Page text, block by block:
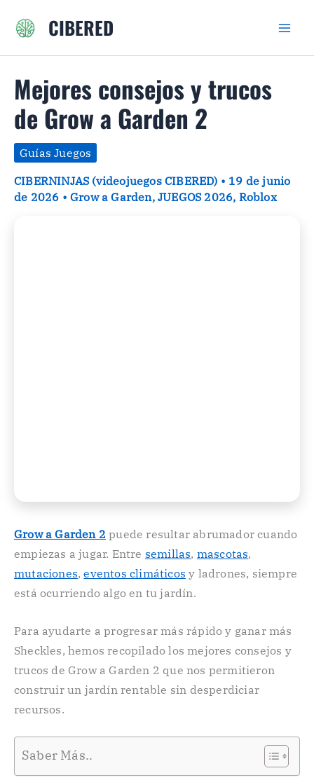
CIBERED
Mejores consejos y trucos
de Grow a Garden 2
Guías Juegos
CIBERNINJAS (videojuegos CIBERED) • 19 de junio
de 2026 •Grow a Garden,JUEGOS 2026, Roblox
Grow a Garden 2 puede resultar abrumador cuando
empiezas a jugar. Entre semillas, mascotas,
mutaciones,eventos climáticos y ladrones, siempre
está ocurriendo algo en tu jardín.
Para ayudarte a progresar más rápido y ganar más
Sheckles, hemos recopilado los mejores consejos y
trucos de Grow a Garden 2 que nos permitieron
construir un jardín rentable sin desperdiciar
recursos.
Saber Más..